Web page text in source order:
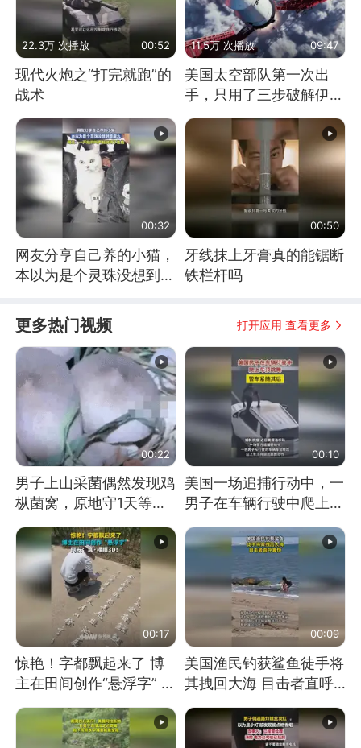
22.3万 次播放 00:52
现代火炮之“打完就跑”的
战术
11.5万 次播放 09:47
美国太空部队第一次出
手，只用了三步破解伊朗
防空
00:32
网友分享自己养的小猫，
本以为是个灵珠没想到是
00:50
牙线抹上牙膏真的能锯断
铁栏杆吗
更多热门视频 打开应用 查看更多
00:22
男子上山采菌偶然发现鸡
枞菌窝，原地守1天等它
00:10
美国一场追捕行动中，一
男子在车辆行驶中爬上车
00:17
惊艳！字都飘起来了 博
主在田间创作“悬浮字” 网
00:09
美国渔民钓获鲨鱼徒手将
其拽回大海 目击者直呼
消息）